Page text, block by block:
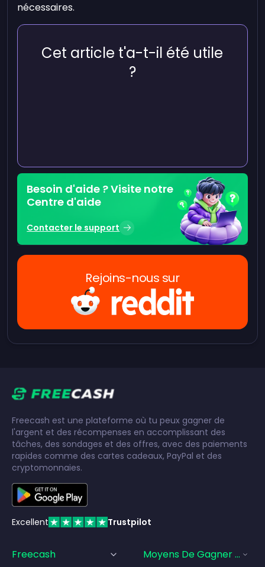
nécessaires.
Cet article t'a-t-il été utile
?
Besoin d'aide ? Visite notre
Centre d'aide
Contacter le support
Rejoins-nous sur
Freecash est une plateforme où tu peux gagner de
l'argent et des récompenses en accomplissant des
tâches, des sondages et des offres, avec des paiements
rapides comme des cartes cadeaux, PayPal et des
cryptomonnaies.
Excellent Trustpilot
Freecash Moyens De Gagner De